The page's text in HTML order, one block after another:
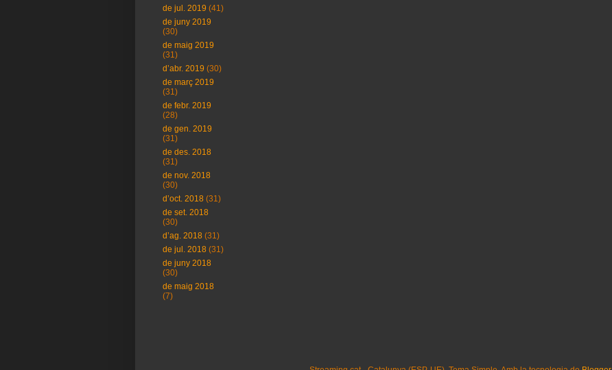
de jul. 2019 (41)
de juny 2019
(30)
de maig 2019
(31)
d’abr. 2019 (30)
de març 2019
(31)
de febr. 2019
(28)
de gen. 2019
(31)
de des. 2018
(31)
de nov. 2018
(30)
d’oct. 2018 (31)
de set. 2018
(30)
d’ag. 2018 (31)
de jul. 2018 (31)
de juny 2018
(30)
de maig 2018
(7)